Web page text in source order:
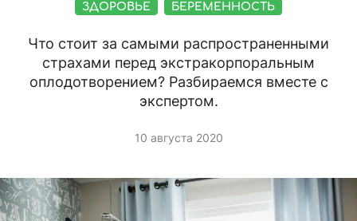
ЗДОРОВЬЕ БЕРЕМЕННОСТЬ
Что стоит за самыми распространенными
страхами перед экстракорпоральным
оплодотворением? Разбираемся вместе с
экспертом.
10 августа 2020